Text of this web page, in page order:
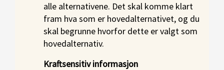
alle alternativene. Det skal komme klart
fram hva som er hovedalternativet, og du
skal begrunne hvorfor dette er valgt som
hovedalternativ.
Kraftsensitiv informasjon